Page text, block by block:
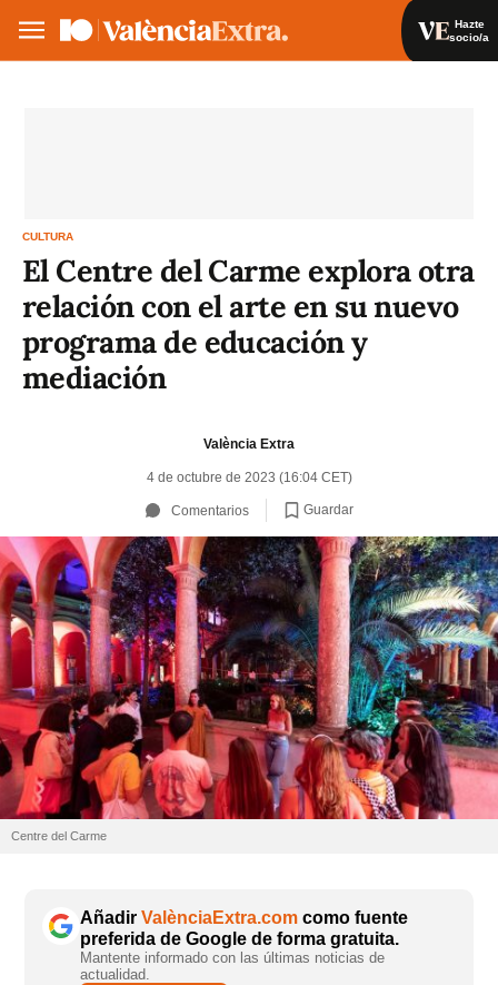
Hazte
socio/a
CULTURA
El Centre del Carme explora otra
relación con el arte en su nuevo
programa de educación y
mediación
València Extra
4 de octubre de 2023 (16:04 CET)
Comentarios Guardar
Centre del Carme
Añadir ValènciaExtra.com como fuente
preferida de Google de forma gratuita.
Mantente informado con las últimas noticias de
actualidad.